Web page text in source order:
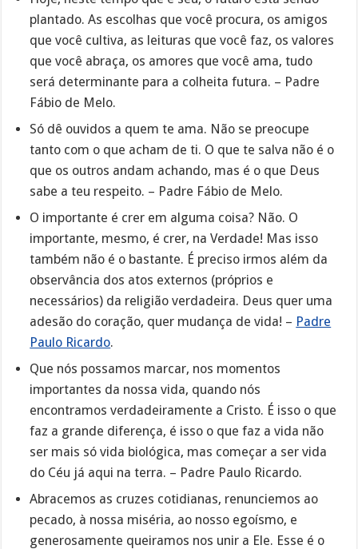
plantado. As escolhas que você procura, os amigos
que você cultiva, as leituras que você faz, os valores
que você abraça, os amores que você ama, tudo
será determinante para a colheita futura. – Padre
Fábio de Melo.
Só dê ouvidos a quem te ama. Não se preocupe
tanto com o que acham de ti. O que te salva não é o
que os outros andam achando, mas é o que Deus
sabe a teu respeito. – Padre Fábio de Melo.
O importante é crer em alguma coisa? Não. O
importante, mesmo, é crer, na Verdade! Mas isso
também não é o bastante. É preciso irmos além da
observância dos atos externos (próprios e
necessários) da religião verdadeira. Deus quer uma
adesão do coração, quer mudança de vida! – Padre
Paulo Ricardo.
Que nós possamos marcar, nos momentos
importantes da nossa vida, quando nós
encontramos verdadeiramente a Cristo. É isso o que
faz a grande diferença, é isso o que faz a vida não
ser mais só vida biológica, mas começar a ser vida
do Céu já aqui na terra. – Padre Paulo Ricardo.
Abracemos as cruzes cotidianas, renunciemos ao
pecado, à nossa miséria, ao nosso egoísmo, e
generosamente queiramos nos unir a Ele. Esse é o